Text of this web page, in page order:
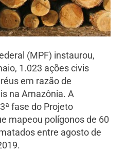
(MPF) instaurou,
1.023 ações civis
em razão de
na Amazônia. A
fase do Projeto
mapeou polígonos de 60
entre agosto de